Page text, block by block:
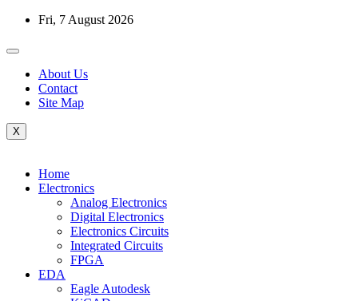
Skip
content
Fri, 7 August 2026
About Us
Contact
Site Map
X
Home
Electronics
Analog Electronics
Digital Electronics
Electronics Circuits
Integrated Circuits
FPGA
EDA
Eagle Autodesk